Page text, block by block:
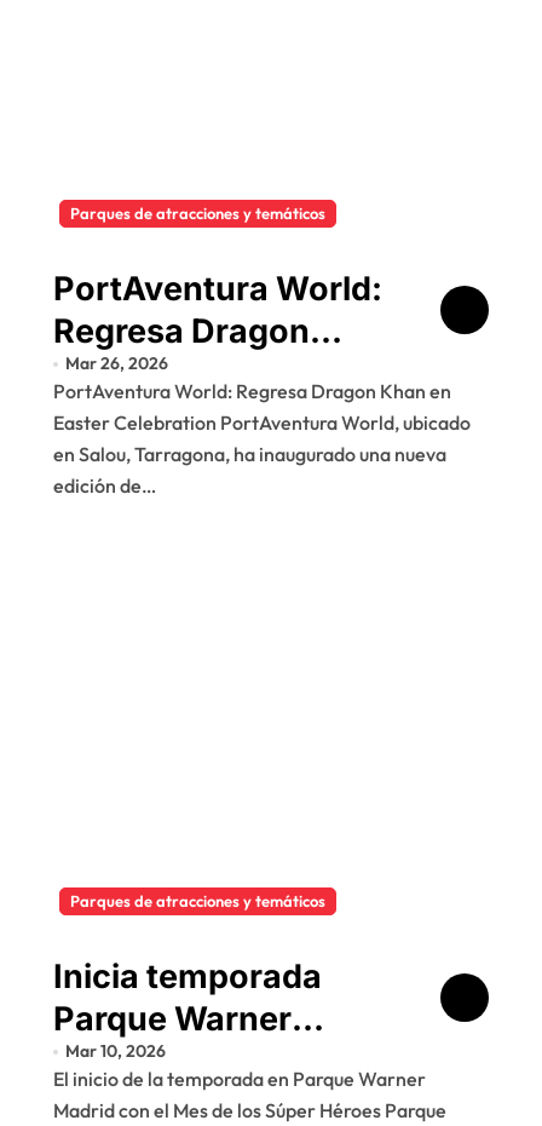
Parques de atracciones y temáticos
PortAventura World:
Regresa Dragon
Khan en Easter
Celebration
Mar 26, 2026
PortAventura World: Regresa Dragon Khan en
Easter Celebration PortAventura World, ubicado
en Salou, Tarragona, ha inaugurado una nueva
edición de…
Parques de atracciones y temáticos
Inicia temporada
Parque Warner
Madrid con el Mes de
Super héroes
Mar 10, 2026
El inicio de la temporada en Parque Warner
Madrid con el Mes de los Súper Héroes Parque